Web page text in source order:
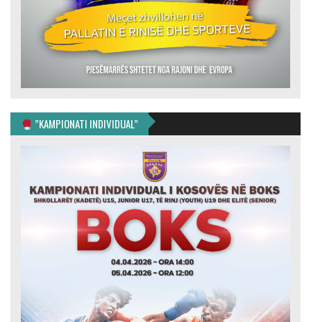
”KAMPIONATI INDIVIDUAL”